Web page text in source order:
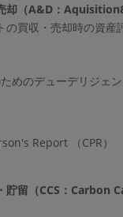
却（A&D：
の買収・売却時の資産
めのデューデリジェ
Report （CPR）
貯留（CCS：Carbon